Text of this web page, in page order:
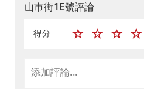
山市街1E號評論
得分